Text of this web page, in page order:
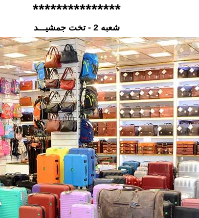
***************
شعبه 2 - تخت جمشیـــد